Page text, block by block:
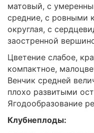
матовый, с
средние, с ровными
округлая, с
заостренной
Цветение слабое,
компактное,
Венчик средней
плохо развитыми
Ягодообразование
Клубнеплоды: